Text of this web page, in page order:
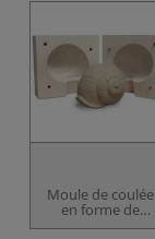
Moule de coulée
en forme de
coquille